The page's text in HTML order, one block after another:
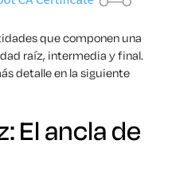
que componen una
raíz, intermedia y final.
detalle en la siguiente
El ancla de